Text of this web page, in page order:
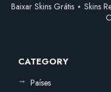
Baixar Skins Grátis ⋆ Skins
CATEGORY
Países